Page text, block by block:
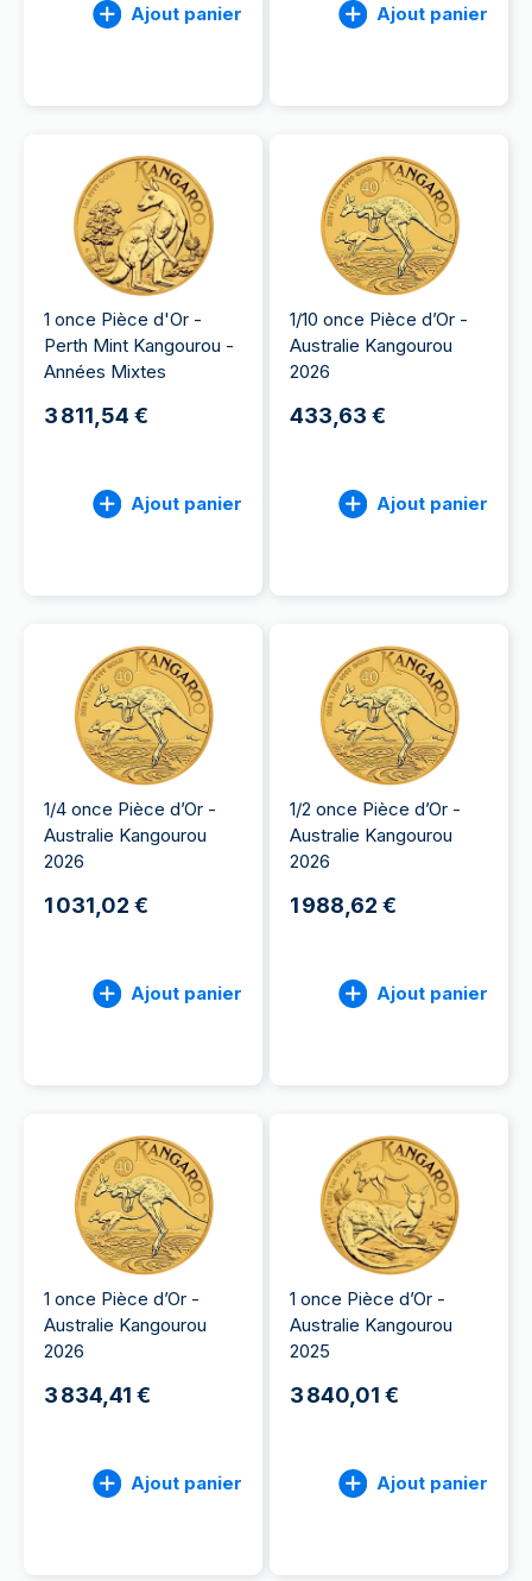
Ajout panier Ajout panier
1 once Pièce d'Or -
Perth Mint Kangourou -
Années Mixtes
3 811,54 €
Ajout panier
1/10 once Pièce d’Or -
Australie Kangourou
2026
433,63 €
Ajout panier
1/4 once Pièce d’Or -
Australie Kangourou
2026
1 031,02 €
Ajout panier
1/2 once Pièce d’Or -
Australie Kangourou
2026
1 988,62 €
Ajout panier
1 once Pièce d’Or -
Australie Kangourou
2026
3 834,41 €
Ajout panier
1 once Pièce d’Or -
Australie Kangourou
2025
3 840,01 €
Ajout panier